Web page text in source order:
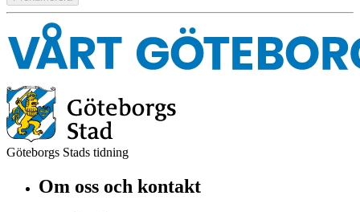
Göteborgs Stads tidning
Om oss och kontakt